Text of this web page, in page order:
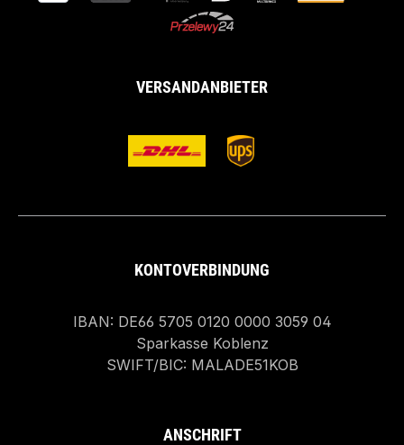
VERSANDANBIETER
KONTOVERBINDUNG
IBAN: DE66 5705 0120 0000 3059 04
Sparkasse Koblenz
SWIFT/BIC: MALADE51KOB
ANSCHRIFT